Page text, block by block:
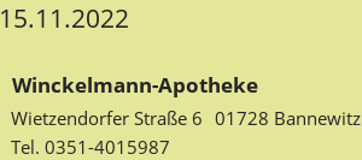
15.11.2022
Winckelmann-Apotheke
Wietzendorfer Straße 6 01728 Bannewitz
Tel. 0351-4015987